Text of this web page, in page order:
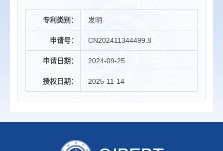
专利类别： 发明
申请号： CN202411344499.8
申请日期： 2024-09-25
授权日期： 2025-11-14